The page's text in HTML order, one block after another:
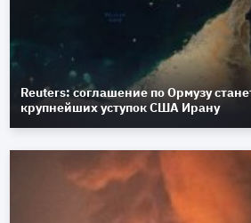
Reuters: соглашение по Ормузу
крупнейших уступок США Ирану